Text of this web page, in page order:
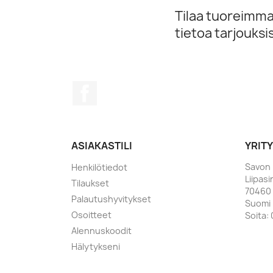
Tilaa
tietoa
ASIAKASTILI
Henkilötiedot
Tilaukset
Palautushyvitykset
Osoitteet
Alennuskoodit
Hälytykseni
Savon
70460
Suomi
Soita: